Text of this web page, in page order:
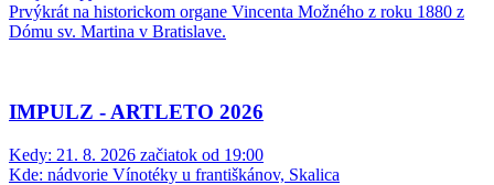
Prvýkrát na historickom organe Vincenta Možného z roku 1880 z
Dómu sv. Martina v Bratislave.
IMPULZ - ARTLETO 2026
Kedy: 21. 8. 2026 začiatok od 19:00
Kde: nádvorie Vínotéky u františkánov, Skalica